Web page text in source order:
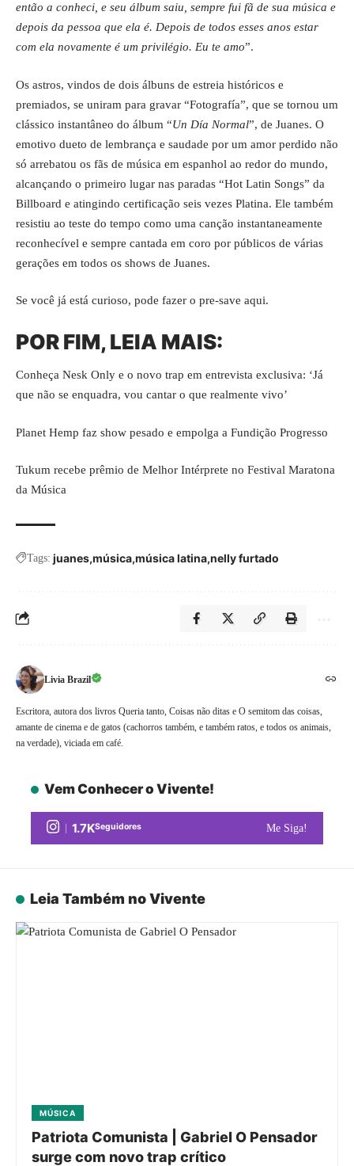
então a conheci, e seu álbum saiu, sempre fui fã de sua música e
depois da pessoa que ela é. Depois de todos esses anos estar
com ela novamente é um privilégio. Eu te amo”.
Os astros, vindos de dois álbuns de estreia históricos e
premiados, se uniram para gravar “Fotografía”, que se tornou um
clássico instantâneo do álbum “Un Día Normal”, de Juanes. O
emotivo dueto de lembrança e saudade por um amor perdido não
só arrebatou os fãs de música em espanhol ao redor do mundo,
alcançando o primeiro lugar nas paradas “Hot Latin Songs” da
Billboard e atingindo certificação seis vezes Platina. Ele também
resistiu ao teste do tempo como uma canção instantaneamente
reconhecível e sempre cantada em coro por públicos de várias
gerações em todos os shows de Juanes.
Se você já está curioso, pode fazer o pre-save aqui.
POR FIM, LEIA MAIS:
Conheça Nesk Only e o novo trap em entrevista exclusiva: ‘Já
que não se enquadra, vou cantar o que realmente vivo’
Planet Hemp faz show pesado e empolga a Fundição Progresso
Tukum recebe prêmio de Melhor Intérprete no Festival Maratona
da Música
Tags: juanes música música latina nelly furtado
Livia Brazil
Escritora, autora dos livros Queria tanto, Coisas não ditas e O semitom das coisas,
amante de cinema e de gatos (cachorros também, e também ratos, e todos os animais,
na verdade), viciada em café.
Vem Conhecer o Vivente!
1.7KSeguidores Me Siga!
Leia Também no Vivente
MÚSICA
Patriota Comunista | Gabriel O Pensador
surge com novo trap crítico